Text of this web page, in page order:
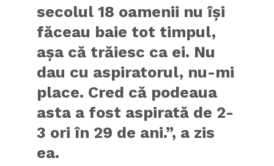
secolul 18 oamenii nu își
făceau baie tot timpul,
așa că trăiesc ca ei. Nu
dau cu aspiratorul, nu-mi
place. Cred că podeaua
asta a fost aspirată de 2-
3 ori în 29 de ani.”, a zis
ea.